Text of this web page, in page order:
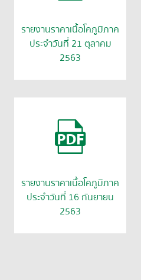
รายงานราคาเนื้อโคภูมิภาค
ประจำวันที่ 21 ตุลาคม
2563
รายงานราคาเนื้อโคภูมิภาค
ประจำวันที่ 16 กันยายน
2563